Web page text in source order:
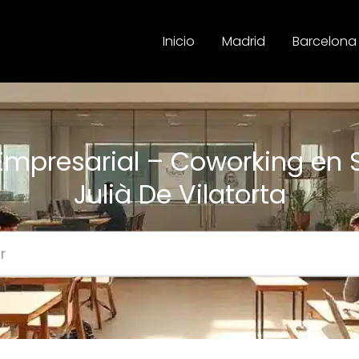
Inicio Madrid Barcelona
– Coworking en
Julià De Vilatorta